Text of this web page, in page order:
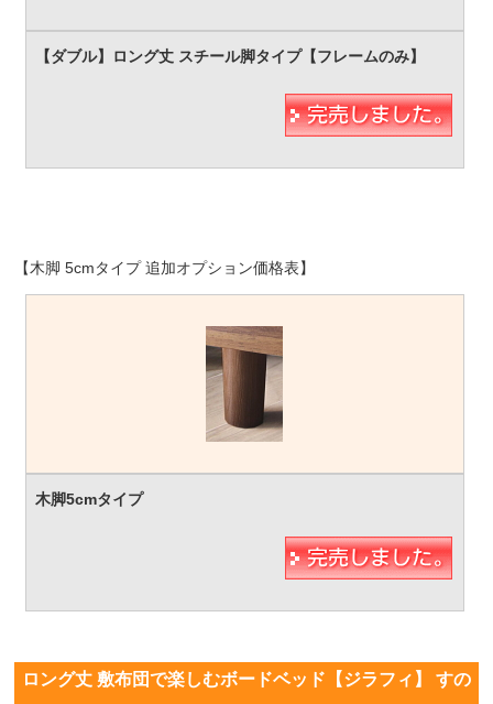
【木脚 5cmタイプ 追加オプション価格表】
ロング丈 敷布団で楽しむボードベッド【ジラフィ】 すの